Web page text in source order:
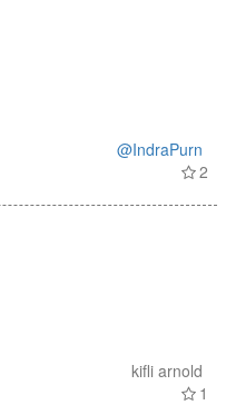
@IndraPurn
2
kifli arnold
1